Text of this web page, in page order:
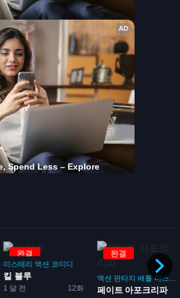
완결
미스테리 액션 코미디
1 달 전 12화
킬 블루
완결
액션 판타지 배틀 미스테리
페이트 아포크리파